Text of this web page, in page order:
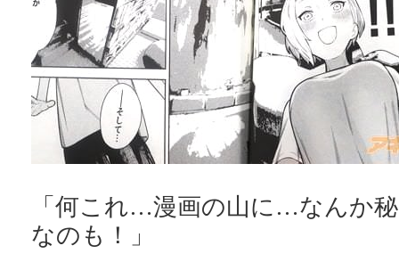
「何これ…漫画の山に…なんか
なのも！」